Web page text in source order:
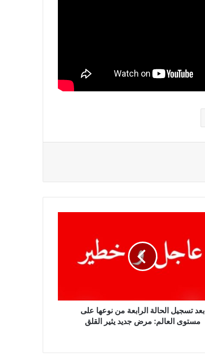
بعد تسجيل الحالة الرابعة من نوعها على
مستوى العالم: مرض جديد يثير القلق